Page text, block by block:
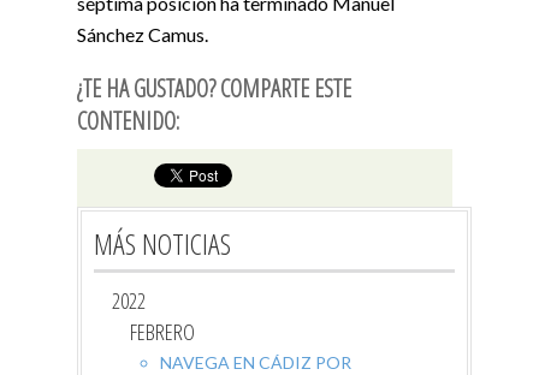
Sánchez Camus.
¿TE HA GUSTADO? COMPARTE ESTE
CONTENIDO:
MÁS NOTICIAS
2022
FEBRERO
NAVEGA EN CÁDIZ POR